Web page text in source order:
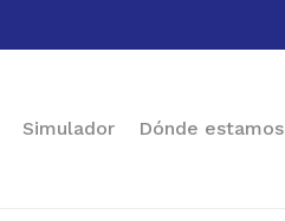
Simulador Dónde estamos